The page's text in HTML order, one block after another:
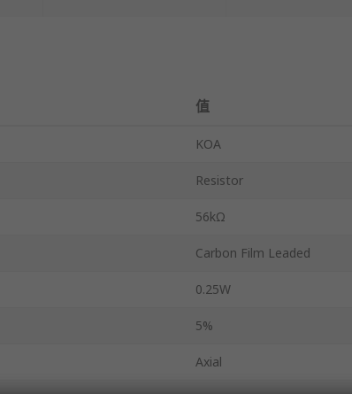
值
KOA
Resistor
56kΩ
Carbon Film Leaded
0.25W
5%
Axial
250V